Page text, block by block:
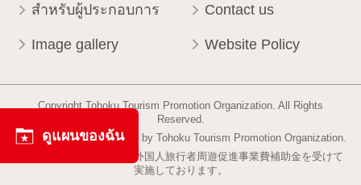
สำหรับผู้ประกอบการ Contact us
Image gallery Website Policy
Copyright Tohoku Tourism Promotion Organization. All Rights
Reserved.
This website is maintained by Tohoku Tourism Promotion Organization.
当事業は平成30年度訪日外国人旅行者周遊促進事業費補助金を受けて
実施しております。
ดูแผนของฉัน